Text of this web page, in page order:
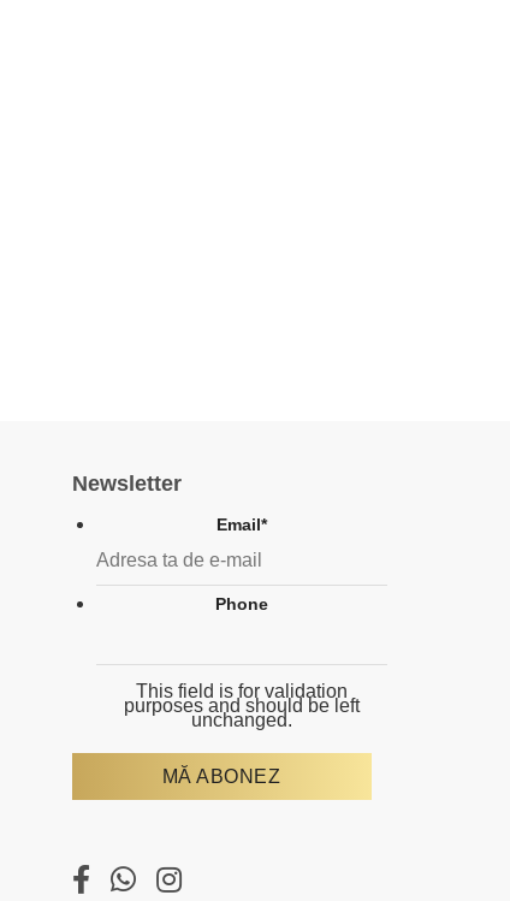
Newsletter
Email*
Phone
This field is for validation
purposes and should be left
unchanged.